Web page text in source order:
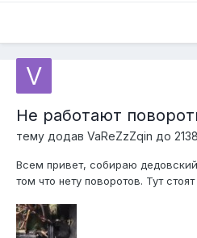
Не работают
тему додав VaReZzZqin до
Всем привет, собираю
том что нету поворотов. Тут
предахранителя я кинул прямой
она запитует пииборку и идет на